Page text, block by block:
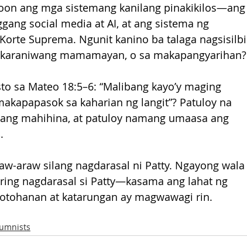
ang mga sistemang kanilang pinakikilos—ang
social media at AI, at ang sistema ng
Suprema. Ngunit kanino ba talaga nagsisilbi
mamamayan, o sa makapangyarihan?
sa Mateo 18:5–6: “Malibang kayo’y maging
sa kaharian ng langit”? Patuloy na
mahihina, at patuloy namang umaasa ang
araw silang nagdarasal ni Patty. Ngayong wala
nagdarasal si Patty—kasama ang lahat ng
at katarungan ay magwawagi rin.